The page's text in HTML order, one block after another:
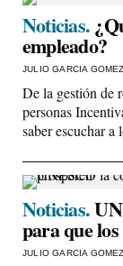
Noticias.
empleado?
JULIO GARCIA GOMEZ
De la gestión de
personas
saber escuchar
Noticias.
para que
JULIO GARCIA GOMEZ